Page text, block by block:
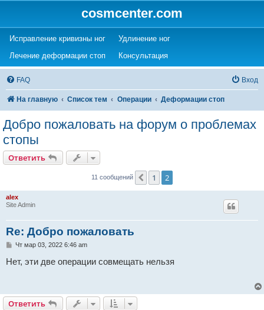
cosmcenter.com
Исправление кривизны ног(Opens a new tab)
Удлинение ног(Opens a new tab)
Лечение деформации стоп(Opens a new tab)
Консультация(Opens a new tab)
FAQ Вход
На главную Список тем Операции Деформации стоп
Добро пожаловать на форум о проблемах
стопы
Ответить
11 сообщений Пред.
1 2
alex
Site Admin
Re: Добро пожаловать
С
о
и
е
Чт мар 03, 2022 6:46 am
Нет, эти две операции совмещать нельзя
Ответить